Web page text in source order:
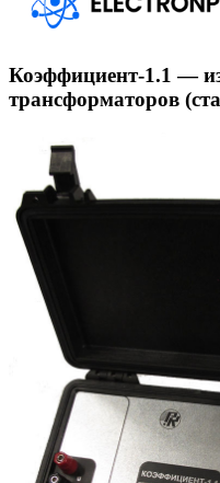
Коэффициент-1.1 —
трансформаторов